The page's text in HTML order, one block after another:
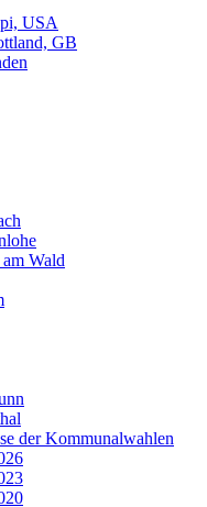
USA
GB
Wald
der Kommunalwahlen